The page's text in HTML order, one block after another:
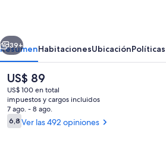
Siguiente
39+
ResumenHabitacionesUbicaciónPolíticas
El
precio
actual
es
de
US$ 89
US$ 89
US$ 100 en total
impuestos y cargos incluidos
7 ago. - 8 ago.
Opiniones
6,86,8 de 10
Ver las 492 opiniones